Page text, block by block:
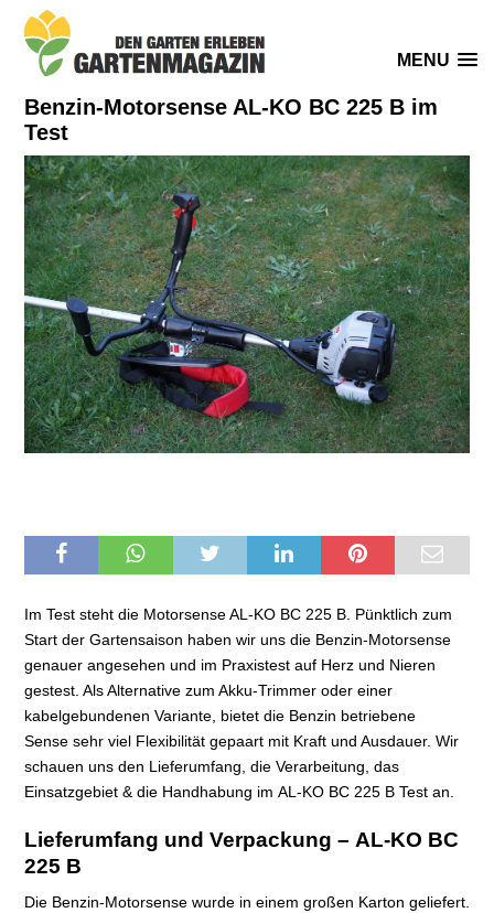
MENU
Benzin-Motorsense AL-KO BC 225 B im
Test
Im Test steht die Motorsense AL-KO BC 225 B. Pünktlich zum
Start der Gartensaison haben wir uns die Benzin-Motorsense
genauer angesehen und im Praxistest auf Herz und Nieren
gestest. Als Alternative zum Akku-Trimmer oder einer
kabelgebundenen Variante, bietet die Benzin betriebene
Sense sehr viel Flexibilität gepaart mit Kraft und Ausdauer. Wir
schauen uns den Lieferumfang, die Verarbeitung, das
Einsatzgebiet & die Handhabung im AL-KO BC 225 B Test an.
Lieferumfang und Verpackung – AL-KO BC
225 B
Die Benzin-Motorsense wurde in einem großen Karton geliefert.